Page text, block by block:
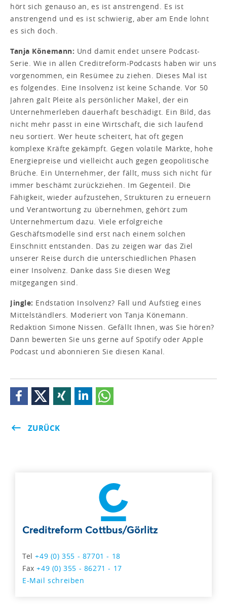
hört sich genauso an, es ist anstrengend. Es ist
anstrengend und es ist schwierig, aber am Ende lohnt
es sich doch.
Tanja Könemann: Und damit endet unsere Podcast-
Serie. Wie in allen Creditreform-Podcasts haben wir uns
vorgenommen, ein Resümee zu ziehen. Dieses Mal ist
es folgendes. Eine Insolvenz ist keine Schande. Vor 50
Jahren galt Pleite als persönlicher Makel, der ein
Unternehmerleben dauerhaft beschädigt. Ein Bild, das
nicht mehr passt in eine Wirtschaft, die sich laufend
neu sortiert. Wer heute scheitert, hat oft gegen
komplexe Kräfte gekämpft. Gegen volatile Märkte, hohe
Energiepreise und vielleicht auch gegen geopolitische
Brüche. Ein Unternehmer, der fällt, muss sich nicht für
immer beschämt zurückziehen. Im Gegenteil. Die
Fähigkeit, wieder aufzustehen, Strukturen zu erneuern
und Verantwortung zu übernehmen, gehört zum
Unternehmertum dazu. Viele erfolgreiche
Geschäftsmodelle sind erst nach einem solchen
Einschnitt entstanden. Das zu zeigen war das Ziel
unserer Reise durch die unterschiedlichen Phasen
einer Insolvenz. Danke dass Sie diesen Weg
mitgegangen sind.
Jingle: Endstation Insolvenz? Fall und Aufstieg eines
Mittelständlers. Moderiert von Tanja Könemann.
Redaktion Simone Nissen. Gefällt Ihnen, was Sie hören?
Dann bewerten Sie uns gerne auf Spotify oder Apple
Podcast und abonnieren Sie diesen Kanal.
ZURÜCK
Creditreform Cottbus/Görlitz
Tel+49 (0) 355 - 87701 - 18
Fax+49 (0) 355 - 86271 - 17
E-Mail schreiben